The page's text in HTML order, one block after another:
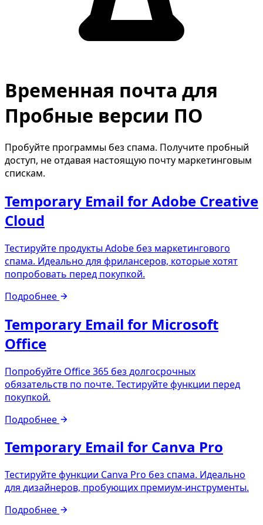
Временная почта для
Пробные версии ПО
Пробуйте программы без спама. Получите пробный
доступ, не отдавая настоящую почту маркетинговым
спискам.
Temporary Email for Adobe Creative
Cloud
Тестируйте продукты Adobe без маркетингового
спама. Идеально для фрилансеров, которые хотят
попробовать перед покупкой.
Подробнее
Temporary Email for Microsoft
Office
Попробуйте Office 365 без долгосрочных
обязательств по почте. Тестируйте функции перед
покупкой.
Подробнее
Temporary Email for Canva Pro
Тестируйте функции Canva Pro без спама. Идеально
для дизайнеров, пробующих премиум-инструменты.
Подробнее